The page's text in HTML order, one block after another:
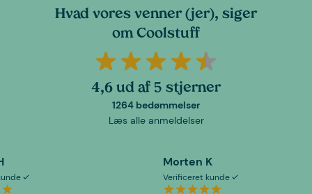
Hvad vores venner (jer), siger
om Coolstuff
4,6 ud af 5 stjerner
1264 bedømmelser
Læs alle anmeldelser
Morten K
Verificeret kunde